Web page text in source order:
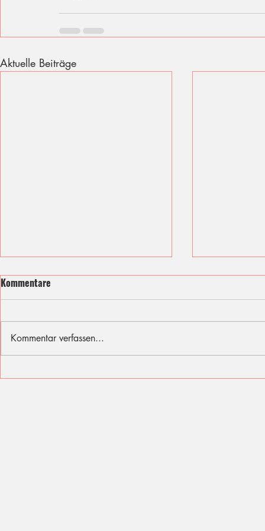
Aktuelle Beiträge
Ich fühle mit den Opfern des
Sommer,
Kommentare
Kommentar verfassen...